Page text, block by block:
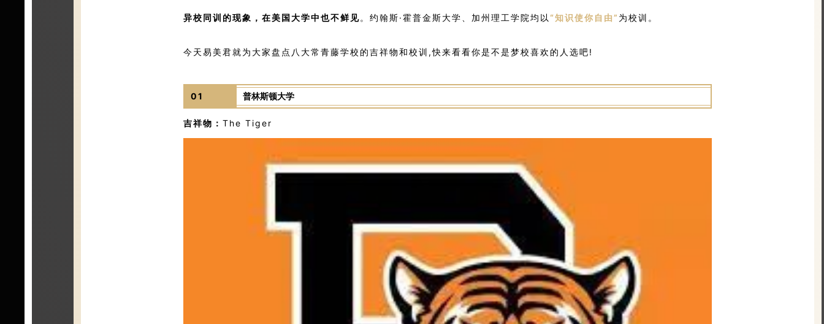
异校同训的现象，在美国大学中也不鲜见。约翰斯·霍普金斯大学、加州理工学院均以“知识使你自由” 为校训。
今天易美君就为大家盘点八大常青藤学校的吉祥物和校训,快来看看你是不是梦校喜欢的人选吧!
01 普林斯顿大学
吉祥物：The Tiger